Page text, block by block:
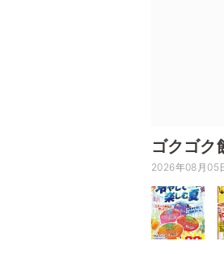
ゴクゴク
2026年08月05